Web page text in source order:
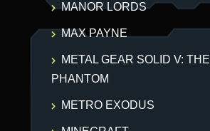
MANOR LORDS
MAX PAYNE
METAL GEAR SOLID V: THE
PHANTOM
METRO EXODUS